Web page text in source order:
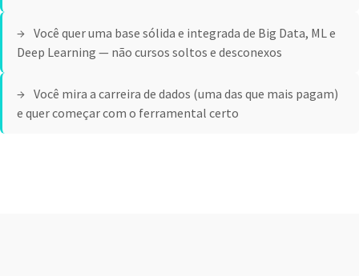
Você quer uma base sólida e integrada de Big Data, ML e
Deep Learning — não cursos soltos e desconexos
Você mira a carreira de dados (uma das que mais pagam)
e quer começar com o ferramental certo